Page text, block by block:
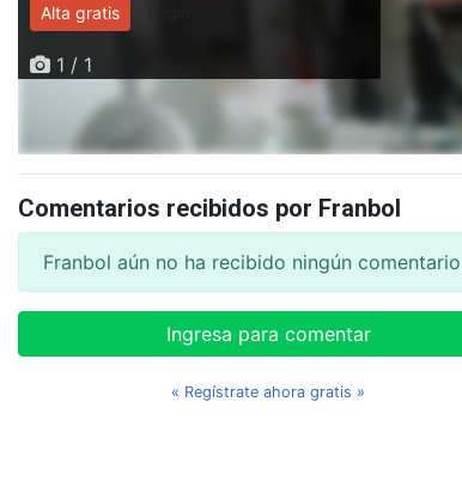
Alta gratis
1 / 1
Comentarios recibidos por Franbol
Franbol aún no ha recibido ningún comentario
Ingresa para comentar
« Regístrate ahora gratis »